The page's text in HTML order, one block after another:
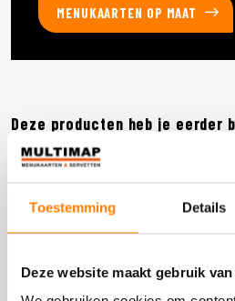
Toestemming Details
Deze website maakt gebruik
MENUKAARTEN OP MAAT
Deze producten heb je eerder
DOOS 600 STUKS